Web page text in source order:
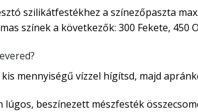
szilikátfestékhez a színezőpaszta
színek a következők: 300 Fekete, 450
mennyiségű vízzel hígítsd, majd
lúgos, beszínezett mészfesték